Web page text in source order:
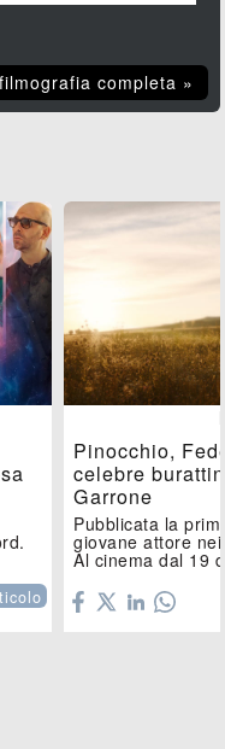
completa »
Pinocchio,
celebre
Garrone
Pubblicata la
giovane attore
Al cinema dal 19